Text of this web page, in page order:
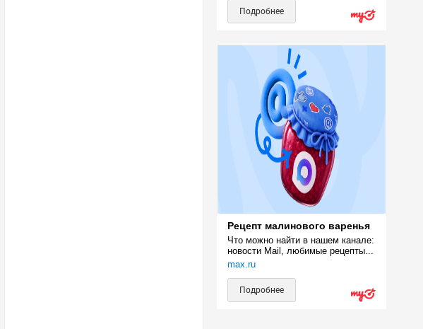
Подробнее
Рецепт малинового варенья
Что можно найти в нашем канале:
новости Mail, любимые рецепты...
max.ru
Подробнее